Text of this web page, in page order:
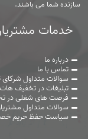
سازنده شما می باشند.
خدمات
درباره ما
تماس با ما
سوالات متداول شرکای
تبلیغات در تخفیف هات
فرصت های شغلی در
سوالات متداول
سیاست حفظ حریم